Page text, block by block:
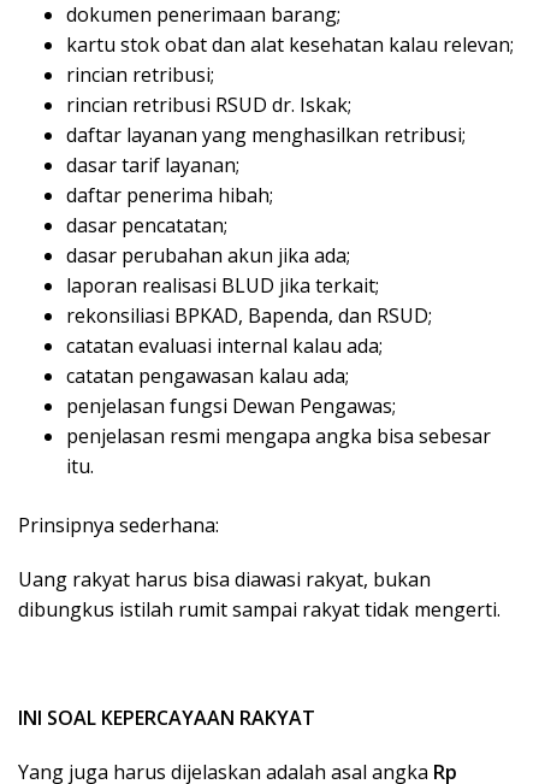
dokumen penerimaan barang;
kartu stok obat dan alat kesehatan kalau relevan;
rincian retribusi;
rincian retribusi RSUD dr. Iskak;
daftar layanan yang menghasilkan retribusi;
dasar tarif layanan;
daftar penerima hibah;
dasar pencatatan;
dasar perubahan akun jika ada;
laporan realisasi BLUD jika terkait;
rekonsiliasi BPKAD, Bapenda, dan RSUD;
catatan evaluasi internal kalau ada;
catatan pengawasan kalau ada;
penjelasan fungsi Dewan Pengawas;
penjelasan resmi mengapa angka bisa sebesar
itu.
Prinsipnya sederhana:
Uang rakyat harus bisa diawasi rakyat, bukan
dibungkus istilah rumit sampai rakyat tidak mengerti.
INI SOAL KEPERCAYAAN RAKYAT
Yang juga harus dijelaskan adalah asal angka Rp